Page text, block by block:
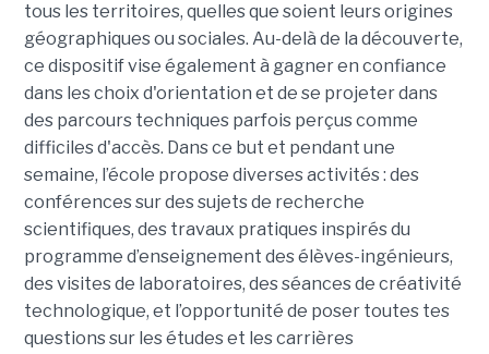
tous les territoires, quelles que soient leurs origines
géographiques ou sociales. Au-delà de la découverte,
ce dispositif vise également à gagner en confiance
dans les choix d'orientation et de se projeter dans
des parcours techniques parfois perçus comme
difficiles d'accès. Dans ce but et pendant une
semaine, l’école propose diverses activités : des
conférences sur des sujets de recherche
scientifiques, des travaux pratiques inspirés du
programme d’enseignement des élèves-ingénieurs,
des visites de laboratoires, des séances de créativité
technologique, et l’opportunité de poser toutes tes
questions sur les études et les carrières